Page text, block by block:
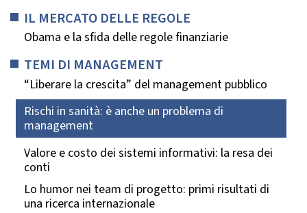
IL MERCATO DELLE REGOLE
Obama e la sfida delle regole finanziarie
TEMI DI MANAGEMENT
“Liberare la crescita” del management pubblico
Rischi in sanità: è anche un problema di
management
Valore e costo dei sistemi informativi: la resa dei
conti
Lo humor nei team di progetto: primi risultati di
una ricerca internazionale